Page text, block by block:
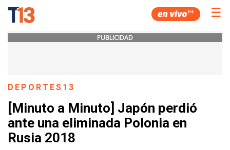
☰
PUBLICIDAD
DEPORTES13
[Minuto a Minuto] Japón perdió
ante una eliminada Polonia en
Rusia 2018